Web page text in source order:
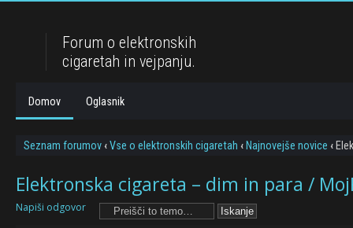
Forum o elektronskih
cigaretah in vejpanju.
Domov Oglasnik
Seznam forumov ‹Vse o elektronskih cigaretah ‹ Najnovejše novice ‹
Elektronska cigareta – dim in para /
Napiši odgovor